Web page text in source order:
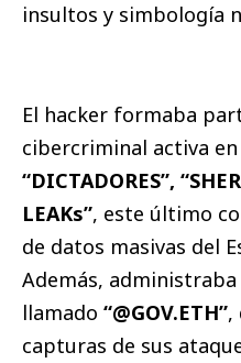
insultos y simbología
El hacker formaba
cibercriminal activa
“DICTADORES”,
LEAKs”, este último
de datos masivas del
Además,
llamado “@GOV.ETH”,
capturas de sus